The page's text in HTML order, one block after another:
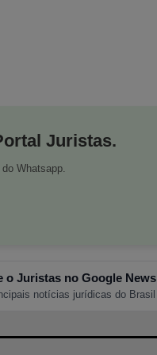
Juristas.
do Whatsapp.
o Juristas no Google News
notícias jurídicas do Brasil